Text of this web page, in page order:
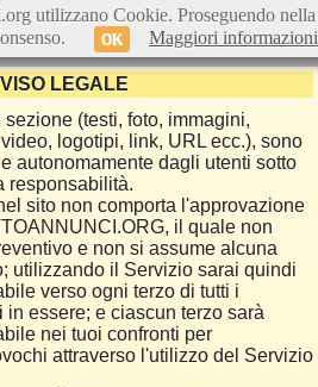
LEGALE
sezione (testi, foto, immagini,
logotipi, link, URL ecc.), sono
autonomamente dagli utenti sotto
responsabilità.
sito non comporta l'approvazione
il quale non
e non si assume alcuna
utilizzando il Servizio sarai quindi
verso ogni terzo di tutti i
essere; e ciascun terzo sarà
nei tuoi confronti per
attraverso l'utilizzo del Servizio
utilizzano Cookie. Proseguendo nella
OK Maggiori informazioni